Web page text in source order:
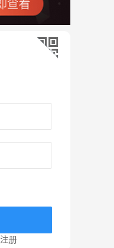
册